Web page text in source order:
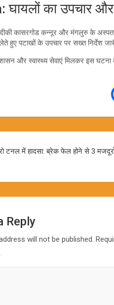
घायलों का उपचार और
कासरगोड कन्नूर और मंगलुरु के
हुए पटाखों के उपचार पर सख्त निर्देश
और स्वास्थ्य सेवाएं मिलकर इस घटना
टनल में हादसा: ब्रेक फेल होने से 3
Reply
will not be published.